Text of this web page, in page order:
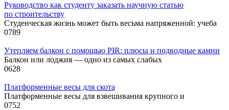
Руководство как студенту заказать научную статью
по строительству
Студенческая жизнь может быть весьма напряженной: учеба
0789
Утепляем балкон с помощью PIR: плюсы и подводные камни
Балкон или лоджия — одно из самых слабых
0628
Платформенные весы для скота
Платформенные весы для взвешивания крупного и
0752